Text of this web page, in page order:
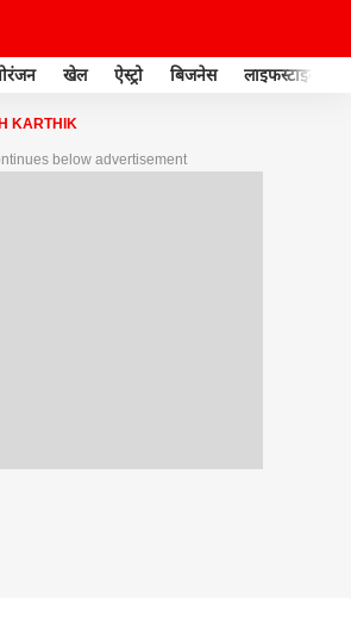
खेल ऐस्ट्रो बिजनेस लाइफस्टाइल
KARTHIK
below advertisement